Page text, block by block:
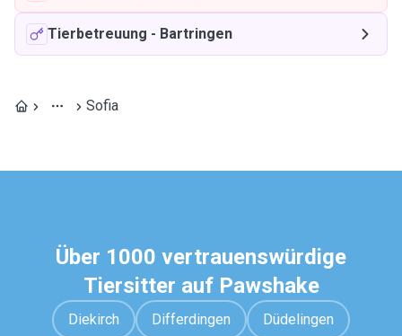
Tierbetreuung - Bartringen
Sofia
Über 1000 vertrauenswürdige
Tiersitter auf Pawshake
Diekirch Differdingen Düdelingen